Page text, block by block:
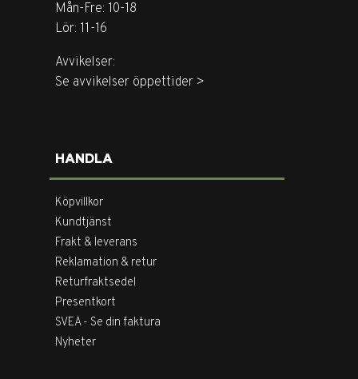
Mån-Fre: 10-18
Lör: 11-16
Avvikelser:
Se avvikelser öppettider >
HANDLA
Köpvillkor
Kundtjänst
Frakt & leverans
Reklamation & retur
Returfraktsedel
Presentkort
SVEA - Se din faktura
Nyheter